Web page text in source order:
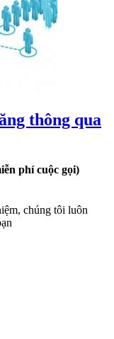
thông qua
phí cuộc gọi)
chúng tôi luôn